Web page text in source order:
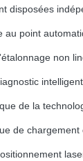
disposées
au point
non
de la
de